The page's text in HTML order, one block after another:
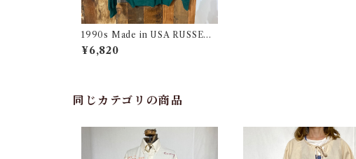
1990s Made in USA RUSSELL
ATHLETIC Blank Sweat Shirt
/ 古着
¥6,820
同じカテゴリの商品